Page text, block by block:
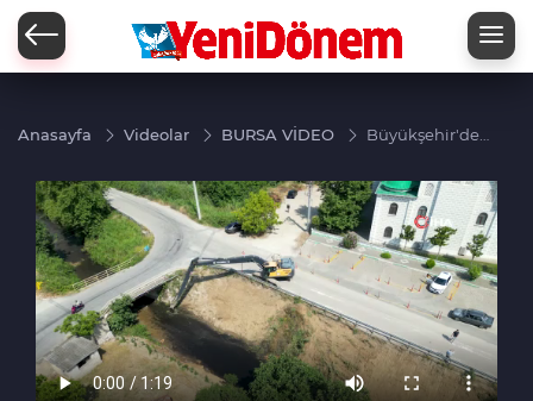
Anasayfa Videolar BURSA VİDEO
Büyükşehir'den
seferberliği